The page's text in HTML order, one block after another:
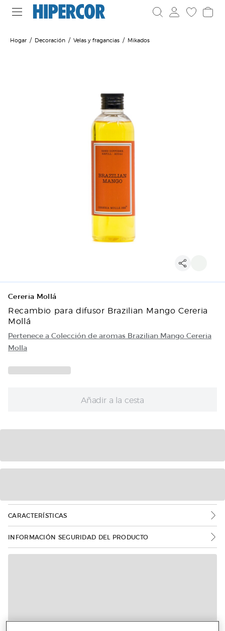
Hogar Decoración Velas y fragancias Mikados
Cereria Mollá
Recambio para difusor Brazilian Mango Cereria
Mollá
Pertenece a Colección de aromas Brazilian Mango Cereria
Molla
Añadir a la cesta
CARACTERÍSTICAS
INFORMACIÓN SEGURIDAD DEL PRODUCTO